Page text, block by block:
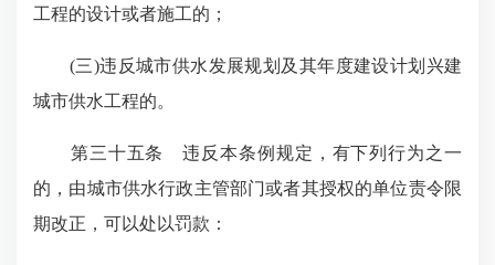
工程的设计或者施工的；
(三)违反城市供水发展规划及其年度建设计划兴建
城市供水工程的。
第三十五条 违反本条例规定，有下列行为之一
的，由城市供水行政主管部门或者其授权的单位责令限
期改正，可以处以罚款：